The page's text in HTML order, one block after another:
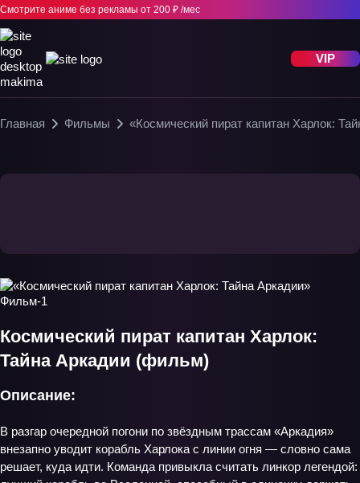
Смотрите аниме без рекламы от 200 ₽ /мес
VIP
Главная Фильмы «Космический пират капитан Харлок:
Космический пират капитан Харлок:
Тайна Аркадии (фильм)
Описание:
В разгар очередной погони по звёздным трассам «Аркадия»
внезапно уводит корабль Харлока с линии огня — словно сама
решает, куда идти. Команда привыкла считать линкор легендой: